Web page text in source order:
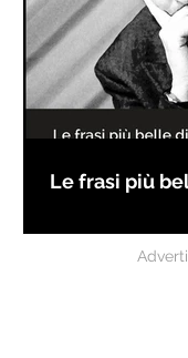
Le frasi più